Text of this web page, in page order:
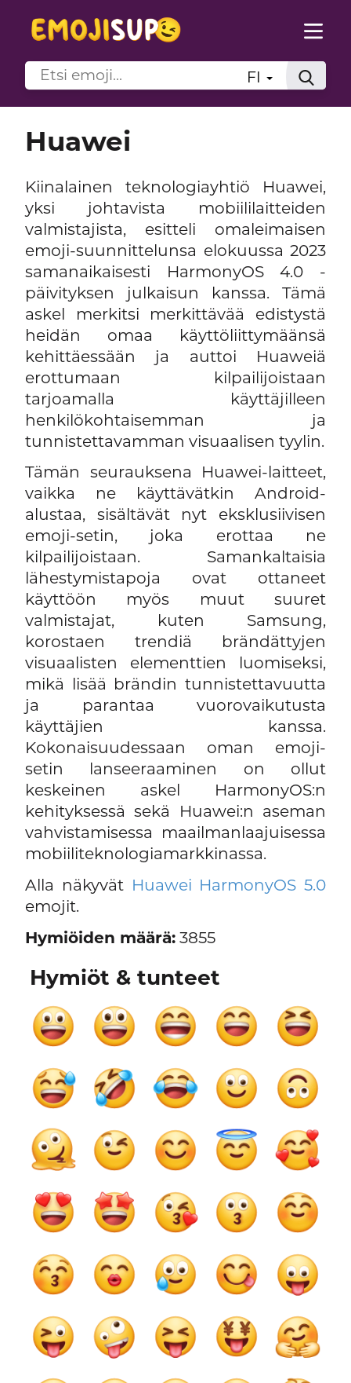
FI
Huawei
Kiinalainen teknologiayhtiö Huawei,
yksi johtavista mobiililaitteiden
valmistajista, esitteli omaleimaisen
emoji-suunnittelunsa elokuussa 2023
samanaikaisesti HarmonyOS 4.0 -
päivityksen julkaisun kanssa. Tämä
askel merkitsi merkittävää edistystä
heidän omaa käyttöliittymäänsä
kehittäessään ja auttoi Huaweiä
erottumaan kilpailijoistaan
tarjoamalla käyttäjilleen
henkilökohtaisemman ja
tunnistettavamman visuaalisen tyylin.
Tämän seurauksena Huawei-laitteet,
vaikka ne käyttävätkin Android-
alustaa, sisältävät nyt eksklusiivisen
emoji-setin, joka erottaa ne
kilpailijoistaan. Samankaltaisia
lähestymistapoja ovat ottaneet
käyttöön myös muut suuret
valmistajat, kuten Samsung,
korostaen trendiä brändättyjen
visuaalisten elementtien luomiseksi,
mikä lisää brändin tunnistettavuutta
ja parantaa vuorovaikutusta
käyttäjien kanssa.
Kokonaisuudessaan oman emoji-
setin lanseeraaminen on ollut
keskeinen askel HarmonyOS:n
kehityksessä sekä Huawei:n aseman
vahvistamisessa maailmanlaajuisessa
mobiiliteknologiamarkkinassa.
Alla näkyvät Huawei HarmonyOS 5.0
emojit.
Hymiöiden määrä:3855
Hymiöt & tunteet